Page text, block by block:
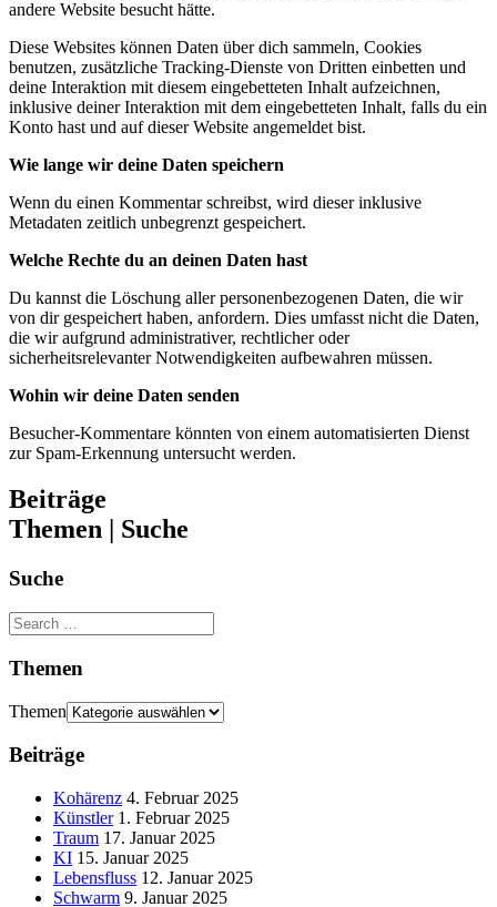
andere Website besucht hätte.
Diese Websites können Daten über dich sammeln, Cookies
benutzen, zusätzliche Tracking-Dienste von Dritten einbetten und
deine Interaktion mit diesem eingebetteten Inhalt aufzeichnen,
inklusive deiner Interaktion mit dem eingebetteten Inhalt, falls du ein
Konto hast und auf dieser Website angemeldet bist.
Wie lange wir deine Daten speichern
Wenn du einen Kommentar schreibst, wird dieser inklusive
Metadaten zeitlich unbegrenzt gespeichert.
Welche Rechte du an deinen Daten hast
Du kannst die Löschung aller personenbezogenen Daten, die wir
von dir gespeichert haben, anfordern. Dies umfasst nicht die Daten,
die wir aufgrund administrativer, rechtlicher oder
sicherheitsrelevanter Notwendigkeiten aufbewahren müssen.
Wohin wir deine Daten senden
Besucher-Kommentare könnten von einem automatisierten Dienst
zur Spam-Erkennung untersucht werden.
Beiträge
Themen | Suche
Suche
Themen
Themen
Beiträge
Kohärenz 4. Februar 2025
Künstler 1. Februar 2025
Traum 17. Januar 2025
KI 15. Januar 2025
Lebensfluss 12. Januar 2025
Schwarm 9. Januar 2025